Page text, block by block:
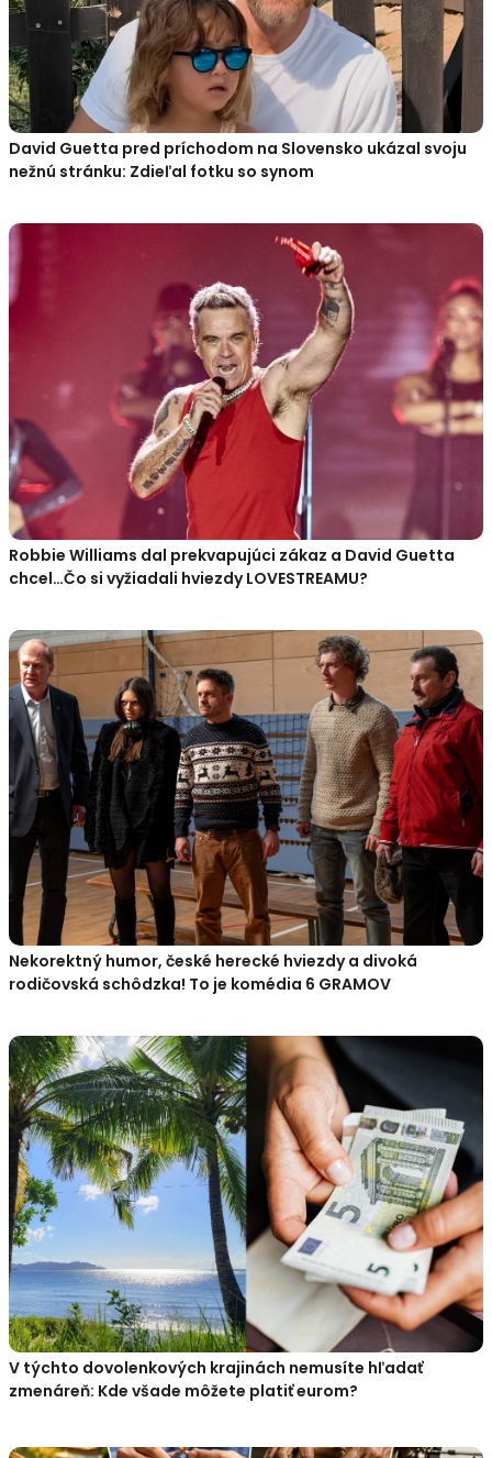
David Guetta pred príchodom na Slovensko ukázal svoju
nežnú stránku: Zdieľal fotku so synom
Robbie Williams dal prekvapujúci zákaz a David Guetta
chcel…Čo si vyžiadali hviezdy LOVESTREAMU?
Nekorektný humor, české herecké hviezdy a divoká
rodičovská schôdzka! To je komédia 6 GRAMOV
V týchto dovolenkových krajinách nemusíte hľadať
zmenáreň: Kde všade môžete platiť eurom?